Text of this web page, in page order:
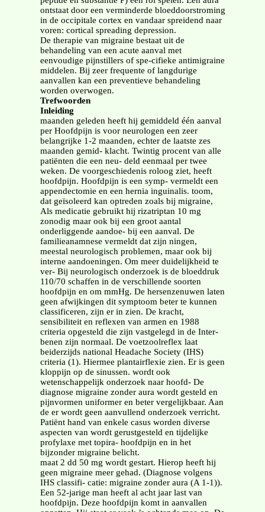
ontstaat door een verminderde bloeddoorstroming
in de occipitale cortex en vandaar spreidend naar
voren: cortical spreading depression.
De therapie van migraine bestaat uit de
behandeling van een acute aanval met
eenvoudige pijnstillers of spe-cifieke antimigraine
middelen. Bij zeer frequente of langdurige
aanvallen kan een preventieve behandeling
worden overwogen.
Trefwoorden
Inleiding
maanden geleden heeft hij gemiddeld één aanval
per Hoofdpijn is voor neurologen een zeer
belangrijke 1-2 maanden, echter de laatste zes
maanden gemid- klacht. Twintig procent van alle
patiënten die een neu- deld eenmaal per twee
weken. De voorgeschiedenis roloog ziet, heeft
hoofdpijn. Hoofdpijn is een symp- vermeldt een
appendectomie en een hernia inguinalis. toom,
dat geïsoleerd kan optreden zoals bij migraine,
Als medicatie gebruikt hij rizatriptan 10 mg
zonodig maar ook bij een groot aantal
onderliggende aandoe- bij een aanval. De
familieanamnese vermeldt dat zijn ningen,
meestal neurologisch problemen, maar ook bij
interne aandoeningen. Om meer duidelijkheid te
ver- Bij neurologisch onderzoek is de bloeddruk
110/70 schaffen in de verschillende soorten
hoofdpijn en om mmHg. De hersenzenuwen laten
geen afwijkingen dit symptoom beter te kunnen
classificeren, zijn er in zien. De kracht,
sensibiliteit en reflexen van armen en 1988
criteria opgesteld die zijn vastgelegd in de Inter-
benen zijn normaal. De voetzoolreflex laat
beiderzijds national Headache Society (IHS)
criteria (1). Hiermee plantairflexie zien. Er is geen
kloppijn op de sinussen. wordt ook
wetenschappelijk onderzoek naar hoofd- De
diagnose migraine zonder aura wordt gesteld en
pijnvormen uniformer en beter vergelijkbaar. Aan
de er wordt geen aanvullend onderzoek verricht.
Patiënt hand van enkele casus worden diverse
aspecten van wordt gerustgesteld en tijdelijke
profylaxe met topira- hoofdpijn en in het
bijzonder migraine belicht.
maat 2 dd 50 mg wordt gestart. Hierop heeft hij
geen migraine meer gehad. (Diagnose volgens
IHS classifi- catie: migraine zonder aura (A 1-1)).
Een 52-jarige man heeft al acht jaar last van
hoofdpijn. Deze hoofdpijn komt in aanvallen